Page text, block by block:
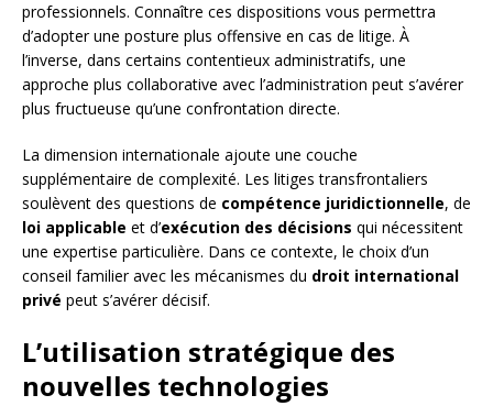
professionnels. Connaître ces dispositions vous permettra
d’adopter une posture plus offensive en cas de litige. À
l’inverse, dans certains contentieux administratifs, une
approche plus collaborative avec l’administration peut s’avérer
plus fructueuse qu’une confrontation directe.
La dimension internationale ajoute une couche
supplémentaire de complexité. Les litiges transfrontaliers
soulèvent des questions de compétence juridictionnelle, de
loi applicable et d’exécution des décisions qui nécessitent
une expertise particulière. Dans ce contexte, le choix d’un
conseil familier avec les mécanismes du droit international
privé peut s’avérer décisif.
L’utilisation stratégique des
nouvelles technologies